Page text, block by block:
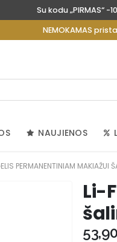
Su kodu „PIRMAS“
NEMOKAMAS
NAUJIENOS
PERMANENTINIAM MAKIAŽUI
Li-
53,90